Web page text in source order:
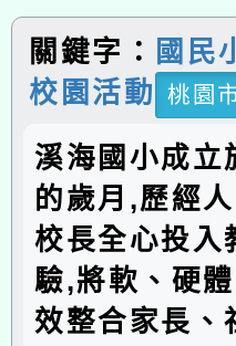
關鍵字：
國民
校園活動
桃園
溪海國小成
的歲月,歷經
校長全心投入
驗,將軟、硬
效整合家長、